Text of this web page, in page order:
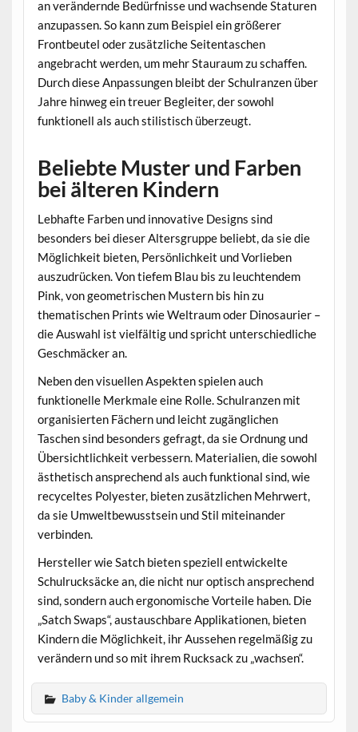
an verändernde Bedürfnisse und wachsende Staturen
anzupassen. So kann zum Beispiel ein größerer
Frontbeutel oder zusätzliche Seitentaschen
angebracht werden, um mehr Stauraum zu schaffen.
Durch diese Anpassungen bleibt der Schulranzen über
Jahre hinweg ein treuer Begleiter, der sowohl
funktionell als auch stilistisch überzeugt.
Beliebte Muster und Farben
bei älteren Kindern
Lebhafte Farben und innovative Designs sind
besonders bei dieser Altersgruppe beliebt, da sie die
Möglichkeit bieten, Persönlichkeit und Vorlieben
auszudrücken. Von tiefem Blau bis zu leuchtendem
Pink, von geometrischen Mustern bis hin zu
thematischen Prints wie Weltraum oder Dinosaurier –
die Auswahl ist vielfältig und spricht unterschiedliche
Geschmäcker an.
Neben den visuellen Aspekten spielen auch
funktionelle Merkmale eine Rolle. Schulranzen mit
organisierten Fächern und leicht zugänglichen
Taschen sind besonders gefragt, da sie Ordnung und
Übersichtlichkeit verbessern. Materialien, die sowohl
ästhetisch ansprechend als auch funktional sind, wie
recyceltes Polyester, bieten zusätzlichen Mehrwert,
da sie Umweltbewusstsein und Stil miteinander
verbinden.
Hersteller wie Satch bieten speziell entwickelte
Schulrucksäcke an, die nicht nur optisch ansprechend
sind, sondern auch ergonomische Vorteile haben. Die
„Satch Swaps“, austauschbare Applikationen, bieten
Kindern die Möglichkeit, ihr Aussehen regelmäßig zu
verändern und so mit ihrem Rucksack zu „wachsen“.
Baby & Kinder allgemein